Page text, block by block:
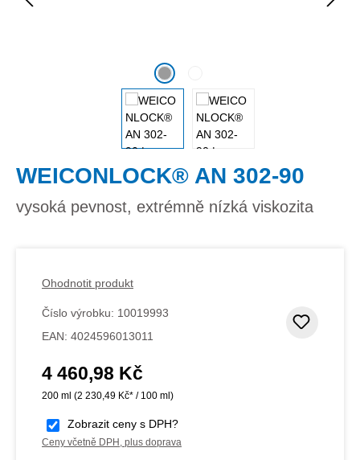
WEICONLOCK® AN 302-90
vysoká pevnost, extrémně nízká viskozita
Ohodnotit produkt
Číslo výrobku: 10019993
EAN: 4024596013011
Běžná cena:
4 460,98 Kč
200 ml (2 230,49 Kč* / 100 ml)
Zobrazit ceny s DPH?
Ceny včetně DPH, plus doprava